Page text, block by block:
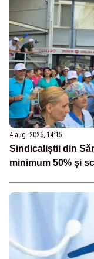
4 aug. 2026, 14:15
Sindicaliștii din
minimum 50% și